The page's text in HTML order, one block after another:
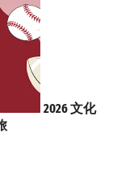
2026 文化